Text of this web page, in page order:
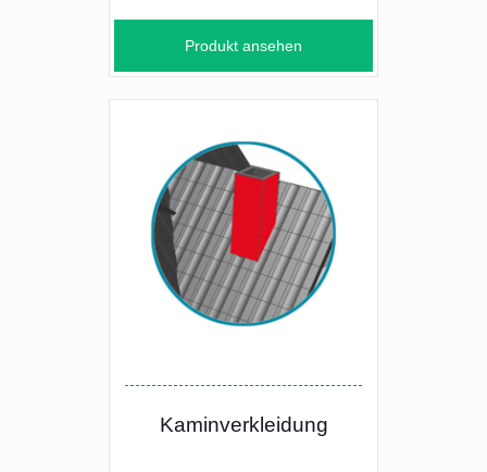
Produkt ansehen
Kaminverkleidung